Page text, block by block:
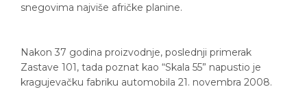
snegovima najviše afričke planine.
Nakon 37 godina proizvodnje, poslednji primerak
Zastave 101, tada poznat kao “Skala 55” napustio je
kragujevačku fabriku automobila 21. novembra 2008.